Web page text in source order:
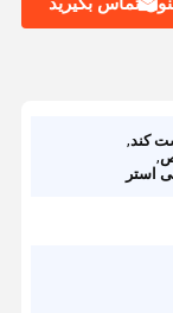
کند,
,
استر